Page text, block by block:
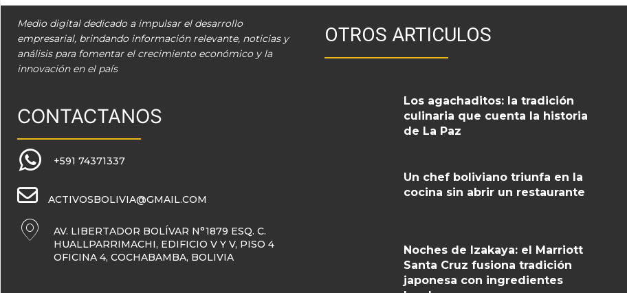
Medio digital dedicado a impulsar el desarrollo
empresarial, brindando información relevante, noticias y
análisis para fomentar el crecimiento económico y la
innovación en el país
CONTACTANOS
+591 74371337
ACTIVOSBOLIVIA@GMAIL.COM
AV. LIBERTADOR BOLÍVAR N°1879 ESQ. C.
HUALLPARRIMACHI, EDIFICIO V Y V, PISO 4
OFICINA 4, COCHABAMBA, BOLIVIA
OTROS ARTICULOS
Los agachaditos: la tradición
culinaria que cuenta la historia
de La Paz
Un chef boliviano triunfa en la
cocina sin abrir un restaurante
Noches de Izakaya: el Marriott
Santa Cruz fusiona tradición
japonesa con ingredientes